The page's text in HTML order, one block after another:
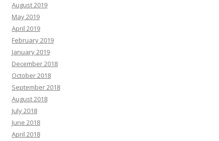
August 2019
May 2019
April 2019
February 2019
January 2019
December 2018
October 2018
September 2018
August 2018
July 2018
June 2018
April 2018